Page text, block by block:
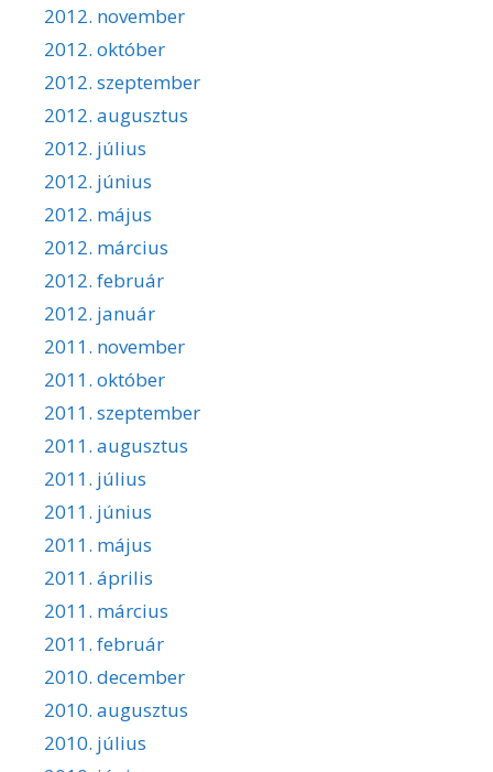
2012. november
2012. október
2012. szeptember
2012. augusztus
2012. július
2012. június
2012. május
2012. március
2012. február
2012. január
2011. november
2011. október
2011. szeptember
2011. augusztus
2011. július
2011. június
2011. május
2011. április
2011. március
2011. február
2010. december
2010. augusztus
2010. július